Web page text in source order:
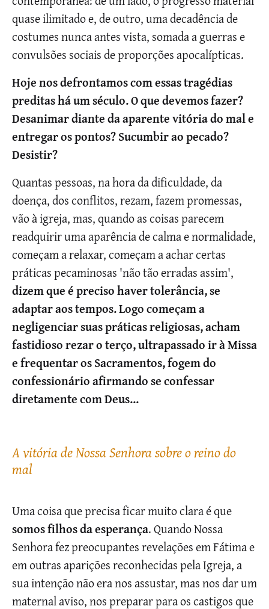
quase ilimitado e, de outro, uma decadência de
costumes nunca antes vista, somada a guerras e
convulsões sociais de proporções apocalípticas.
Hoje nos defrontamos com essas tragédias
preditas há um século. O que devemos fazer?
Desanimar diante da aparente vitória do mal e
entregar os pontos? Sucumbir ao pecado?
Desistir?
Quantas pessoas, na hora da dificuldade, da
doença, dos conflitos, rezam, fazem promessas,
vão à igreja, mas, quando as coisas parecem
readquirir uma aparência de calma e normalidade,
começam a relaxar, começam a achar certas
práticas pecaminosas 'não tão erradas assim',
dizem que é preciso haver tolerância, se
adaptar aos tempos. Logo começam a
negligenciar suas práticas religiosas, acham
fastidioso rezar o terço, ultrapassado ir à Missa
e frequentar os Sacramentos, fogem do
confessionário afirmando se confessar
diretamente com Deus...
A vitória de Nossa Senhora sobre o reino do
mal
Uma coisa que precisa ficar muito clara é que
somos filhos da esperança. Quando Nossa
Senhora fez preocupantes revelações em Fátima e
em outras aparições reconhecidas pela Igreja, a
sua intenção não era nos assustar, mas nos dar um
maternal aviso, nos preparar para os castigos que